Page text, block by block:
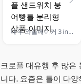
대우 와플메이커 3 in 1 와플 샌드위치 붕어빵틀 분리형
크로플 대유행 후 많은
니다. 요즘은 틀이 다